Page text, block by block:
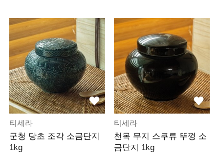
티세라
군청 당초 조각 소금단지
1kg
티세라
천목 무지 스쿠류 뚜껑 소
금단지 1kg